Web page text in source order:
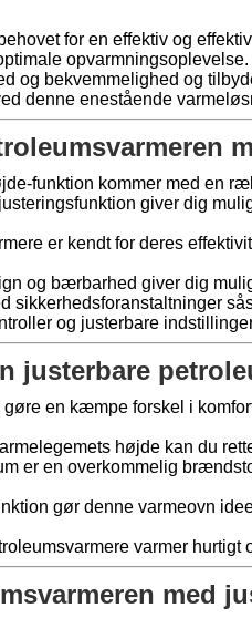
for en effektiv og
og bekvemmelighed og
denne enestående
funktion kommer med en
giver dig
er kendt for deres
og bærbarhed giver dig
sikkerhedsforanstaltninger
og justerbare
justerbare
en kæmpe forskel i
højde kan du
er en overkommelig
gør denne varmeovn
varmer
med